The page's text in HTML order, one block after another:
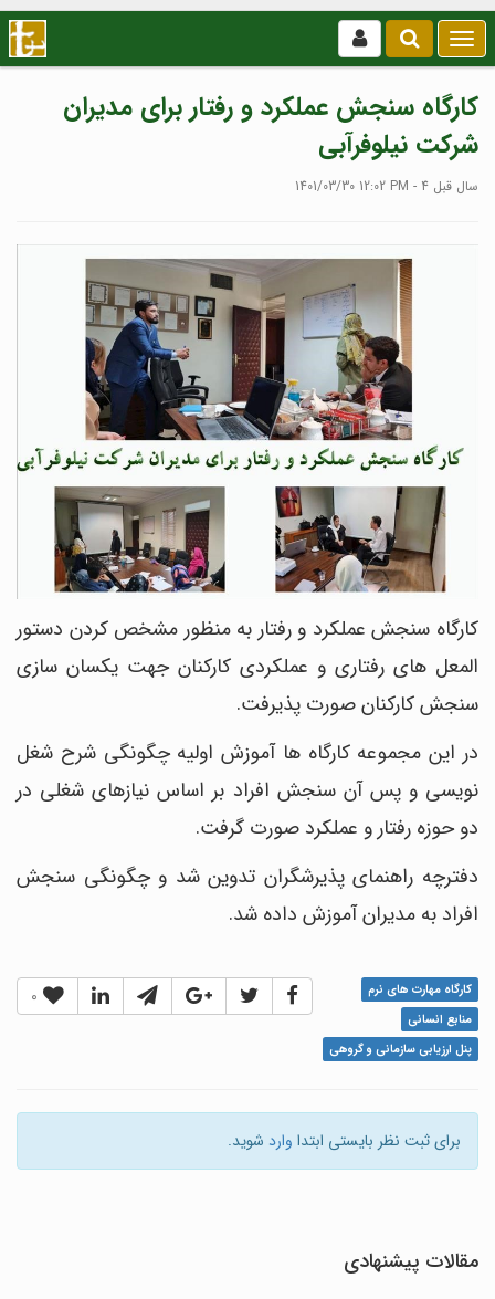
بازکردن
/
منو
کارگاه سنجش عملکرد و رفتار برای مدیران
شرکت نیلوفرآبی
1401/03/30 12:02 PM - 4 سال قبل
کارگاه سنجش عملکرد و رفتار به منظور مشخص کردن دستور
المعل های رفتاری و عملکردی کارکنان جهت یکسان سازی
سنجش کارکنان صورت پذیرفت.
در این مجموعه کارگاه ها آموزش اولیه چگونگی شرح شغل
نویسی و پس آن سنجش افراد بر اساس نیازهای شغلی در
دو حوزه رفتار و عملکرد صورت گرفت.
دفترچه راهنمای پذیرشگران تدوین شد و چگونگی سنجش
افراد به مدیران آموزش داده شد.
0
کارگاه مهارت های نرم
منابع انسانی
پنل ارزیابی سازمانی و گروهی
برای ثبت نظر بایستی ابتدا وارد شوید.
مقالات پیشنهادی